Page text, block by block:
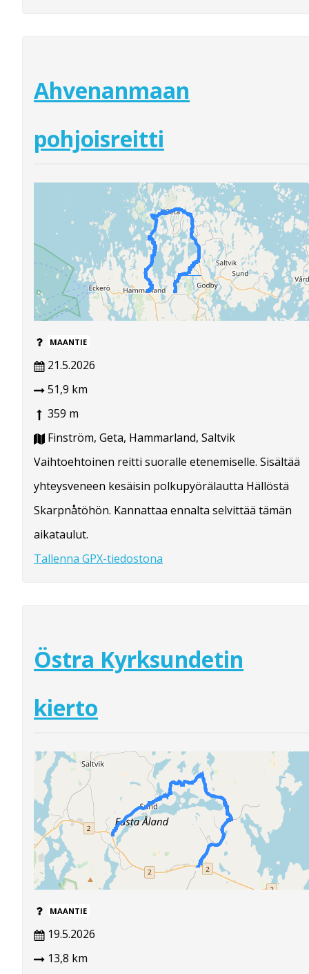
Ahvenanmaan
pohjoisreitti
MAANTIE
21.5.2026
51,9 km
359 m
Finström, Geta, Hammarland, Saltvik
Vaihtoehtoinen reitti suoralle etenemiselle. Sisältää
yhteysveneen kesäisin polkupyörälautta Hällöstä
Skarpnåtöhön. Kannattaa ennalta selvittää tämän
aikataulut.
Tallenna GPX-tiedostona
Östra Kyrksundetin
kierto
MAANTIE
19.5.2026
13,8 km